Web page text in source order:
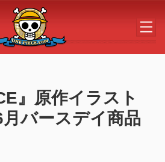
キップする
』原作イラスト
バースデイ商品